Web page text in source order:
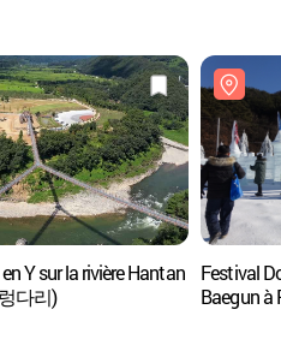
Y sur la rivière Hantan
다리)
Festival
Baegun à